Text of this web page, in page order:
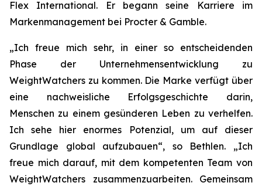
Flex International. Er begann seine Karriere im
Markenmanagement bei Procter & Gamble.
„Ich freue mich sehr, in einer so entscheidenden
Phase der Unternehmensentwicklung zu
WeightWatchers zu kommen. Die Marke verfügt über
eine nachweisliche Erfolgsgeschichte darin,
Menschen zu einem gesünderen Leben zu verhelfen.
Ich sehe hier enormes Potenzial, um auf dieser
Grundlage global aufzubauen“, so Bethlen. „Ich
freue mich darauf, mit dem kompetenten Team von
WeightWatchers zusammenzuarbeiten. Gemeinsam